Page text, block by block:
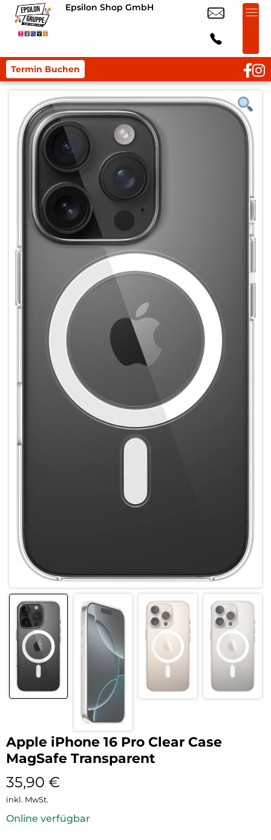
Epsilon Shop GmbH
Termin Buchen
Apple iPhone 16 Pro Clear Case
MagSafe Transparent
35,90 €
inkl. MwSt.
Online verfügbar